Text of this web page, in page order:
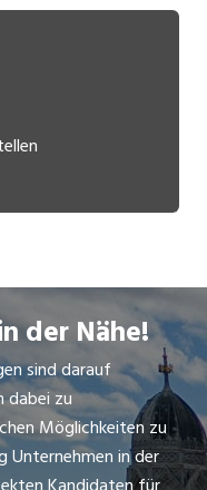
der Nähe!
sind darauf
dabei zu
Möglichkeiten zu
Unternehmen in der